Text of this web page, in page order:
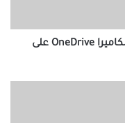
كيفية إصلاح مشاكل تحميل صور الكاميرا OneDrive على